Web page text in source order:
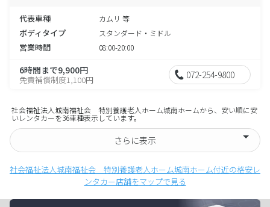
代表車種 カムリ 等
ボディタイプ スタンダード・ミドル
営業時間 08:00-20:00
6時間まで9,900円
免責補償制度1,100円 072-254-9800
社会福祉法人城南福祉会 特別養護老人ホーム城南ホームから、安い順に安
いレンタカーを36車種表示しています。
さらに表示
社会福祉法人城南福祉会 特別養護老人ホーム城南ホーム付近の格安レ
ンタカー店舗をマップで見る